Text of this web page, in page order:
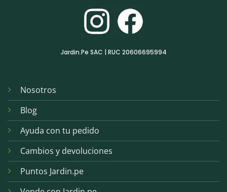
Jardin.Pe SAC | RUC 20606695994
Nosotros
Blog
Ayuda con tu pedido
Cambios y devoluciones
Puntos Jardin.pe